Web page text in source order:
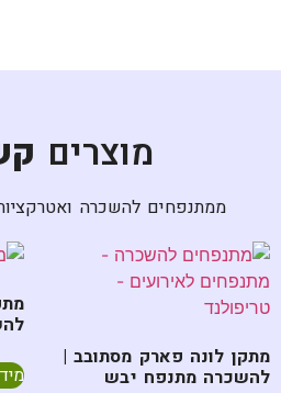
מוצרים
ממתנפחים להשכרה
מתקן לונה פארק מסתובב |
להשכרה מתנפח יבש